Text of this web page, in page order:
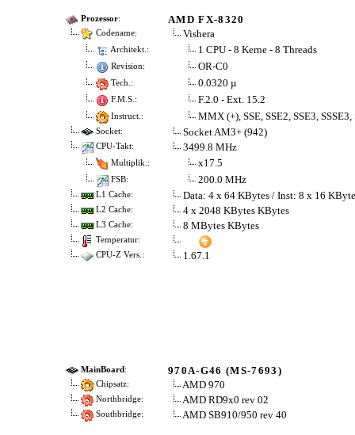
Prozessor: AMD FX-8320
Codename: Vishera
Architekt.: 1 CPU - 8 Kerne - 8 Threads
Revision: OR-C0
Tech.: 0.0320 µ
F.M.S.: F.2.0 - Ext. 15.2
Instruct.: MMX (+), SSE, SSE2, SSE3,
Socket: Socket AM3+ (942)
CPU-Takt: 3499.8 MHz
Multiplik.: x17.5
FSB: 200.0 MHz
L1 Cache: Data: 4 x 64 KBytes / Inst: 8 x 16
L2 Cache: 4 x 2048 KBytes KBytes
L3 Cache: 8 MBytes KBytes
Temperatur:
CPU-Z Vers.:
1.67.1
MainBoard: 970A-G46 (MS-7693)
Chipsatz: AMD 970
Northbridge: AMD RD9x0 rev 02
Southbridge: AMD SB910/950 rev 40